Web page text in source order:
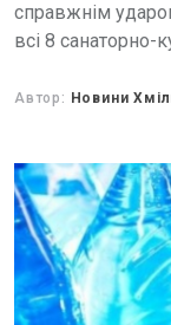
справжнім ударом. У березні в
всі 8 санаторно-
бюджету міста
Автор: Новини